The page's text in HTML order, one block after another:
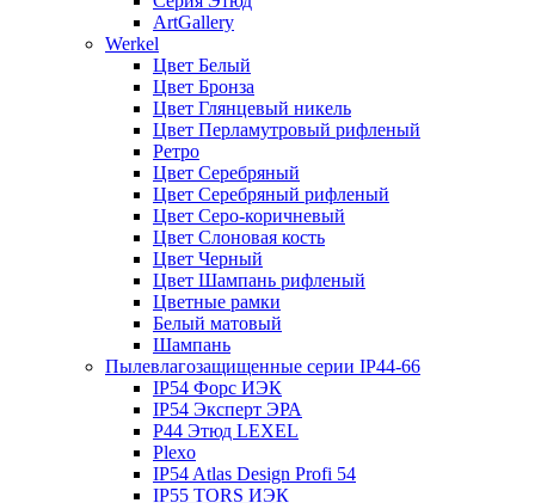
ArtGallery
Werkel
Цвет Белый
Цвет Бронза
Цвет Глянцевый никель
Цвет Перламутровый рифленый
Ретро
Цвет Серебряный
Цвет Серебряный рифленый
Цвет Серо-коричневый
Цвет Слоновая кость
Цвет Черный
Цвет Шампань рифленый
Цветные рамки
Белый матовый
Шампань
Пылевлагозащищенные серии IP44-66
IP54 Форс ИЭК
IP54 Эксперт ЭРА
P44 Этюд LEXEL
Plexo
IP54 Atlas Design Profi 54
IP55 TORS ИЭК